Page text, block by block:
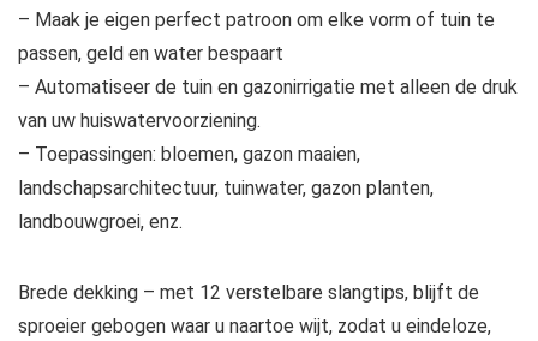
– Maak je eigen perfect patroon om elke vorm of tuin te
passen, geld en water bespaart
– Automatiseer de tuin en gazonirrigatie met alleen de druk
van uw huiswatervoorziening.
– Toepassingen: bloemen, gazon maaien,
landschapsarchitectuur, tuinwater, gazon planten,
landbouwgroei, enz.
Brede dekking – met 12 verstelbare slangtips, blijft de
sproeier gebogen waar u naartoe wijt, zodat u eindeloze,